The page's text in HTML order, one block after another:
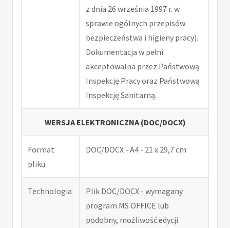
z dnia 26 września 1997 r. w
sprawie ogólnych przepisów
bezpieczeństwa i higieny pracy).
Dokumentacja w pełni
akceptowalna przez Państwową
Inspekcję Pracy oraz Państwową
Inspekcję Sanitarną.
WERSJA ELEKTRONICZNA (DOC/DOCX)
Format
pliku
DOC/DOCX - A4 - 21 x 29,7 cm
Technologia
Plik DOC/DOCX - wymagany
program MS OFFICE lub
podobny, możliwość edycji